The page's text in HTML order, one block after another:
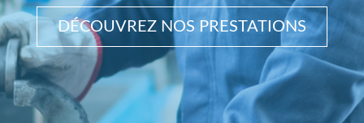
DÉCOUVREZ NOS PRESTATIONS